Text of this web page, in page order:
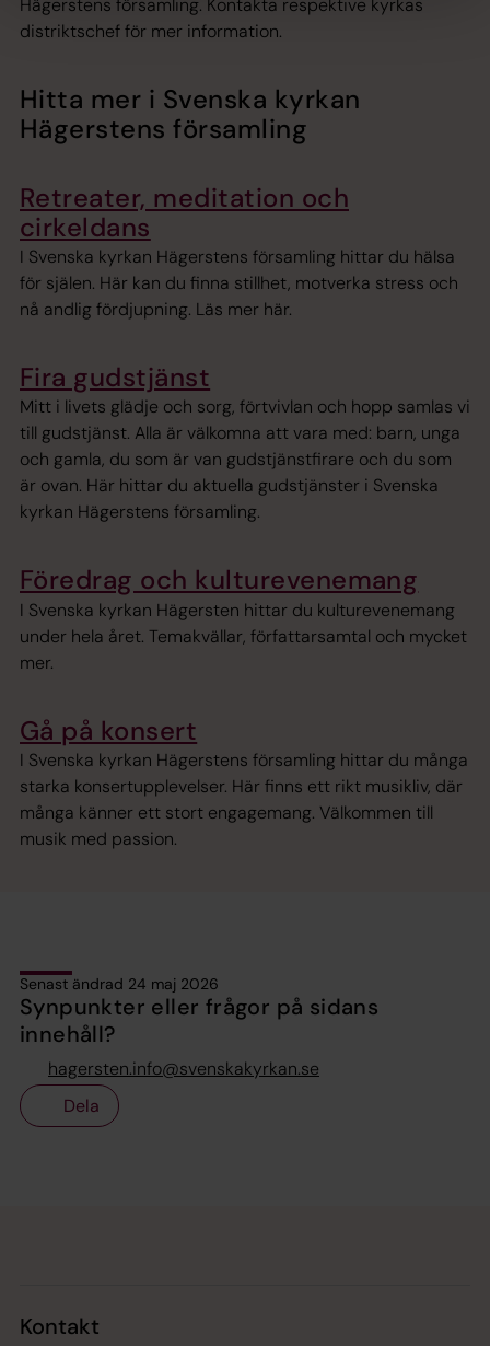
distriktschef för mer information.
Hitta mer i Svenska kyrkan
Hägerstens församling
Retreater, meditation och
cirkeldans
I Svenska kyrkan Hägerstens församling hittar du hälsa
för själen. Här kan du finna stillhet, motverka stress och
nå andlig fördjupning. Läs mer här.
Fira gudstjänst
Mitt i livets glädje och sorg, förtvivlan och hopp samlas vi
till gudstjänst. Alla är välkomna att vara med: barn, unga
och gamla, du som är van gudstjänstfirare och du som
är ovan. Här hittar du aktuella gudstjänster i Svenska
kyrkan Hägerstens församling.
Föredrag och kulturevenemang
I Svenska kyrkan Hägersten hittar du kulturevenemang
under hela året. Temakvällar, författarsamtal och mycket
mer.
Gå på konsert
I Svenska kyrkan Hägerstens församling hittar du många
starka konsertupplevelser. Här finns ett rikt musikliv, där
många känner ett stort engagemang. Välkommen till
musik med passion .
Senast ändrad 24 maj 2026
Synpunkter eller frågor på sidans
innehåll?
hagersten.info@svenskakyrkan.se
Dela
Kontakt